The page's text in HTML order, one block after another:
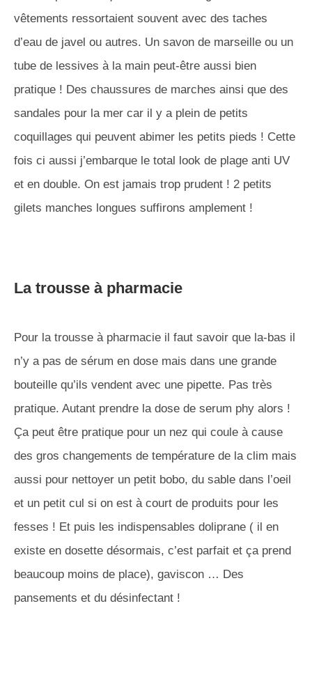
vêtements ressortaient souvent avec des taches
d’eau de javel ou autres. Un savon de marseille ou un
tube de lessives à la main peut-être aussi bien
pratique ! Des chaussures de marches ainsi que des
sandales pour la mer car il y a plein de petits
coquillages qui peuvent abimer les petits pieds ! Cette
fois ci aussi j’embarque le total look de plage anti UV
et en double. On est jamais trop prudent ! 2 petits
gilets manches longues suffirons amplement !
La trousse à pharmacie
Pour la trousse à pharmacie il faut savoir que la-bas il
n’y a pas de sérum en dose mais dans une grande
bouteille qu’ils vendent avec une pipette. Pas très
pratique. Autant prendre la dose de serum phy alors !
Ça peut être pratique pour un nez qui coule à cause
des gros changements de température de la clim mais
aussi pour nettoyer un petit bobo, du sable dans l’oeil
et un petit cul si on est à court de produits pour les
fesses ! Et puis les indispensables doliprane ( il en
existe en dosette désormais, c’est parfait et ça prend
beaucoup moins de place), gaviscon … Des
pansements et du désinfectant !